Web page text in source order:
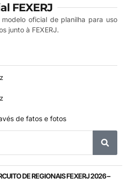
FEXERJ
oficial de planilha para uso
junto à FEXERJ.
de fatos e fotos
DE REGIONAIS FEXERJ 2026 –